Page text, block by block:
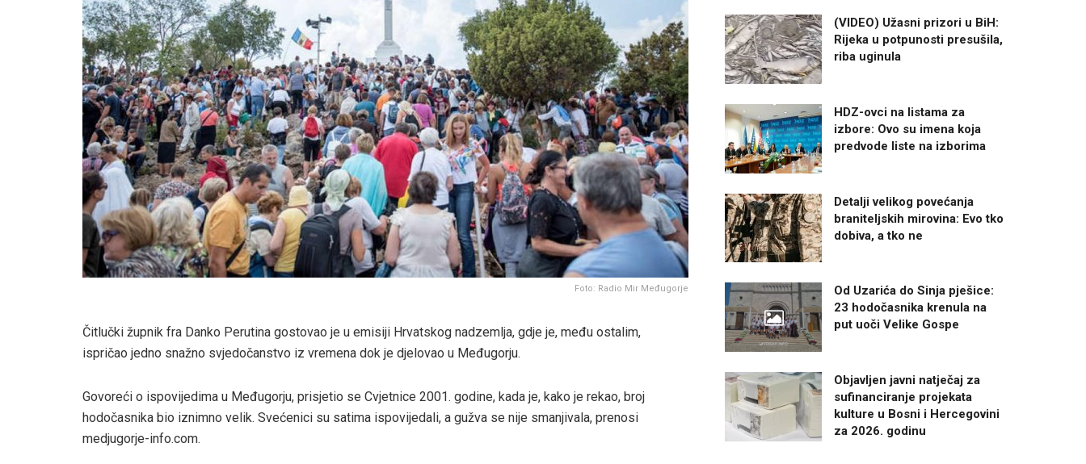
Foto: Radio Mir Međugorje
Čitlučki župnik fra Danko Perutina gostovao je u emisiji Hrvatskog nadzemlja, gdje je, među ostalim,
ispričao jedno snažno svjedočanstvo iz vremena dok je djelovao u Međugorju.
Govoreći o ispovijedima u Međugorju, prisjetio se Cvjetnice 2001. godine, kada je, kako je rekao, broj
hodočasnika bio iznimno velik. Svećenici su satima ispovijedali, a gužva se nije smanjivala, prenosi
medjugorje-info.com.
(VIDEO) Užasni prizori u BiH:
Rijeka u potpunosti presušila,
riba uginula
HDZ-ovci na listama za
izbore: Ovo su imena koja
predvode liste na izborima
Detalji velikog povećanja
braniteljskih mirovina: Evo tko
dobiva, a tko ne
Od Uzarića do Sinja pješice:
23 hodočasnika krenula na
put uoči Velike Gospe
Objavljen javni natječaj za
sufinanciranje projekata
kulture u Bosni i Hercegovini
za 2026. godinu